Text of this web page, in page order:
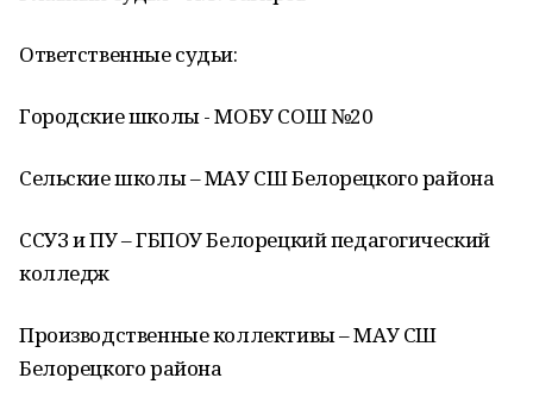
Ответственные судьи:
Городские школы - МОБУ СОШ №20
Сельские школы – МАУ СШ Белорецкого района
ССУЗ и ПУ – ГБПОУ Белорецкий педагогический
колледж
Производственные коллективы – МАУ СШ
Белорецкого района